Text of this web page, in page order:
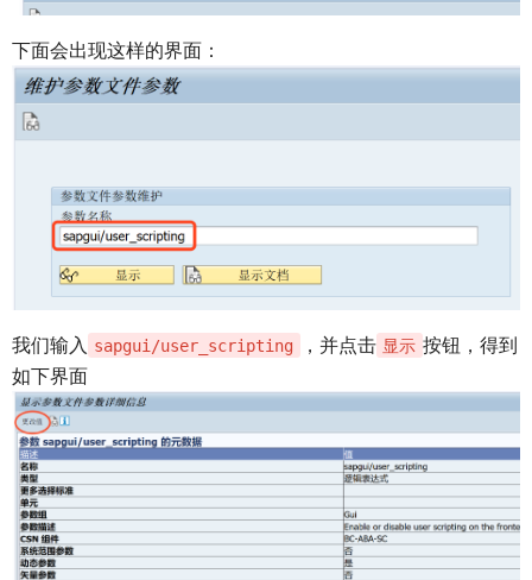
下面会出现这样的界面：
我们输入 sapgui/user_scripting ，并点击 显示 按钮，得到
如下界面